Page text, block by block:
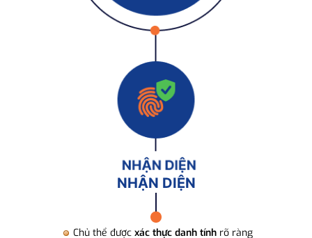
NHẬN DIỆN
Chủ thể được xác thực danh tính rõ ràng